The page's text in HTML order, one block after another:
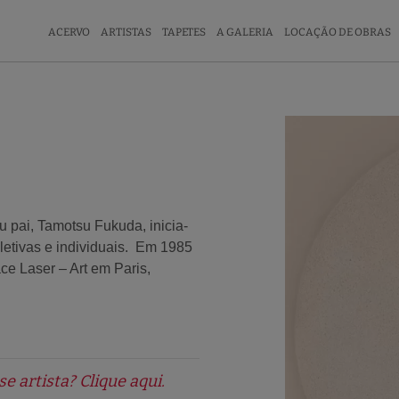
ACERVO ARTISTAS TAPETES A GALERIA LOCAÇÃO DE OBRAS
pai, Tamotsu Fukuda, inicia-
e individuais. Em 1985
Laser – Art em Paris,
artista? Clique aqui.